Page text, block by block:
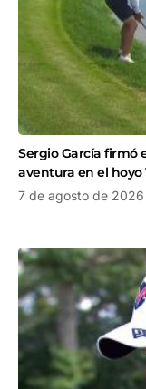
Sergio García firmó
aventura en el hoyo
7 de agosto de 2026